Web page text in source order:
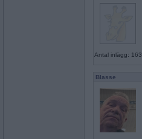
Antal inlägg: 163
Blasse